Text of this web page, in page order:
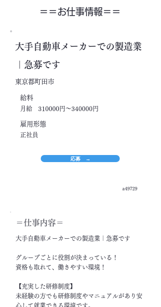
＝＝​お仕事情報＝＝
大手自動車メーカーでの製造業
｜急募です
東京都町田市
​給料
月給 310000円～340000円
​雇用形態
正社員
応募 →
a49729
＝​仕事内容＝
大手自動車メーカーでの製造業｜急募です
グループごとに役割が決まっている！
資格も取れて、働きやすい環境！
【充実した研修制度】
未経験の方でも研修制度やマニュアルがあり安
心して就業できる環境です。